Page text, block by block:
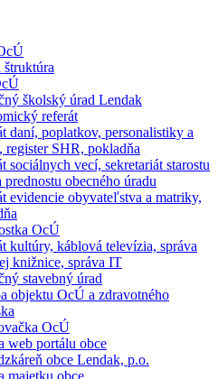
štruktúra
školský úrad Lendak
referát
daní, poplatkov, personalistiky a
register SHR, pokladňa
sociálnych vecí, sekretariát starostu
prednostu obecného úradu
evidencie obyvateľstva a matriky,
OcÚ
kultúry, káblová televízia, správa
knižnice, správa IT
stavebný úrad
objektu OcÚ a zdravotného
OcÚ
web portálu obce
obce Lendak, p.o.
majetku obce